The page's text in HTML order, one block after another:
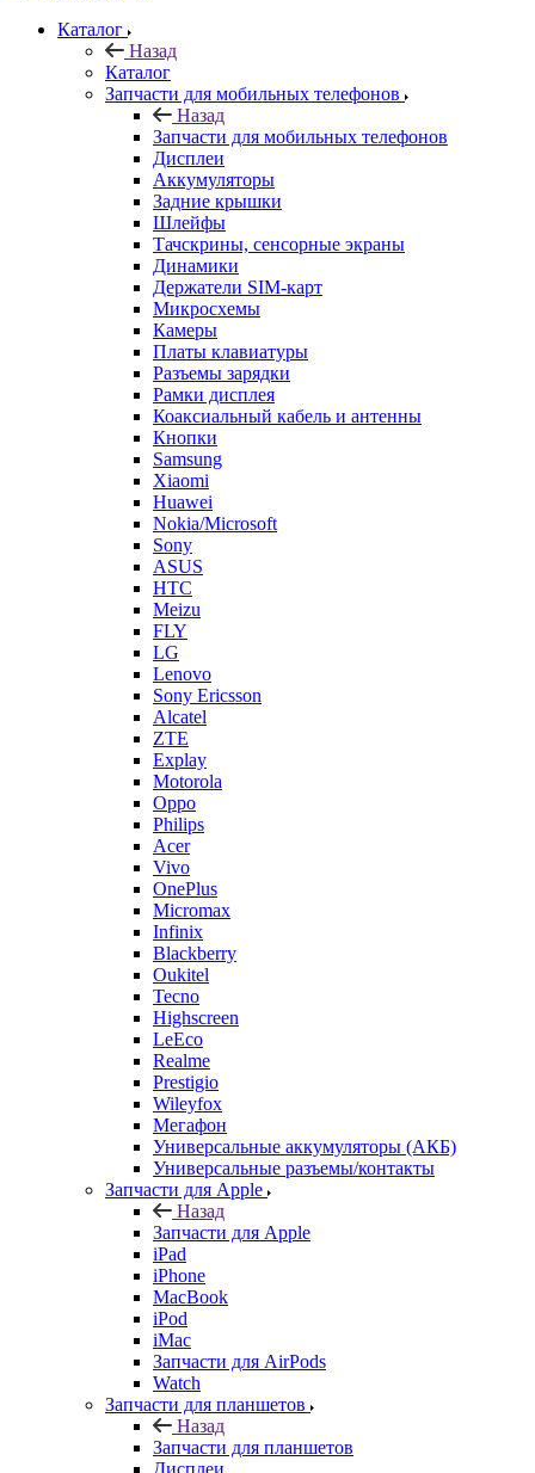
Каталог
Назад
Каталог
Запчасти для мобильных телефонов
Назад
Запчасти для мобильных телефонов
Дисплеи
Аккумуляторы
Задние крышки
Шлейфы
Тачскрины, сенсорные экраны
Динамики
Держатели SIM-карт
Микросхемы
Камеры
Платы клавиатуры
Разъемы зарядки
Рамки дисплея
Коаксиальный кабель и антенны
Кнопки
Samsung
Xiaomi
Huawei
Nokia/Microsoft
Sony
ASUS
HTC
Meizu
FLY
LG
Lenovo
Sony Ericsson
Alcatel
ZTE
Explay
Motorola
Oppo
Philips
Acer
Vivo
OnePlus
Micromax
Infinix
Blackberry
Oukitel
Tecno
Highscreen
LeEco
Realme
Prestigio
Wileyfox
Мегафон
Универсальные аккумуляторы (АКБ)
Универсальные разъемы/контакты
Запчасти для Apple
Назад
Запчасти для Apple
iPad
iPhone
MacBook
iPod
iMac
Запчасти для AirPods
Watch
Запчасти для планшетов
Назад
Запчасти для планшетов
Дисплеи